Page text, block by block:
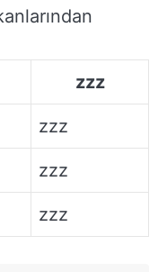
zzz
zzz
zzz
zzz